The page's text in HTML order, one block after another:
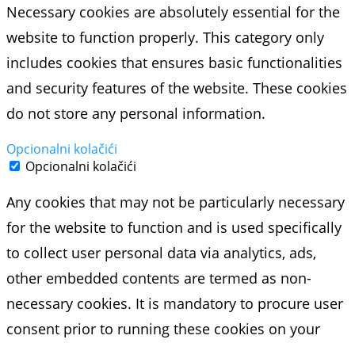
Necessary cookies are absolutely essential for the
website to function properly. This category only
includes cookies that ensures basic functionalities
and security features of the website. These cookies
do not store any personal information.
Opcionalni kolačići
Opcionalni kolačići
Any cookies that may not be particularly necessary
for the website to function and is used specifically
to collect user personal data via analytics, ads,
other embedded contents are termed as non-
necessary cookies. It is mandatory to procure user
consent prior to running these cookies on your